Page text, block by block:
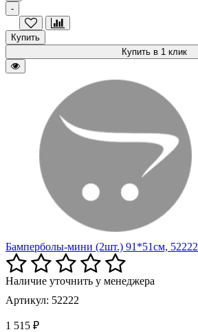
-
Купить
Купить в 1 клик
Бамперболы-мини (2шт.) 91*51см, 52222
Наличие уточнить у менеджера
Артикул: 52222
1 515 ₽